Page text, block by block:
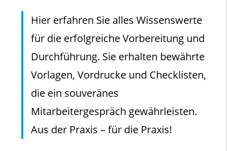
Hier erfahren Sie alles Wissenswerte
für die erfolgreiche Vorbereitung und
Durchführung. Sie erhalten bewährte
Vorlagen, Vordrucke und Checklisten,
die ein souveränes
Mitarbeitergespräch gewährleisten.
Aus der Praxis – für die Praxis!